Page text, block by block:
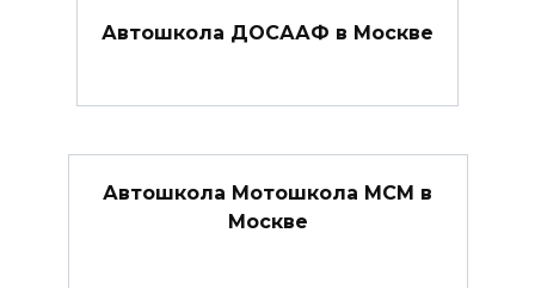
Автошкола ДОСААФ в Москве
Автошкола Мотошкола МСМ в
Москве